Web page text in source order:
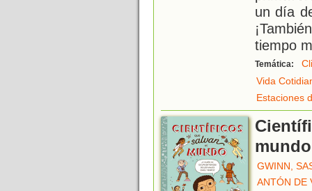
un día
tiempo
Temática:
Vida
Estaciones
mundo
GWINN,
ANTÓN DE